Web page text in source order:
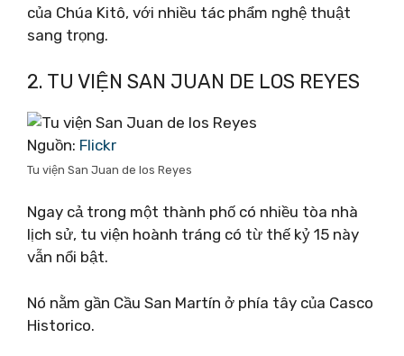
của Chúa Kitô, với nhiều tác phẩm nghệ thuật
sang trọng.
2. TU VIỆN SAN JUAN DE LOS REYES
Nguồn: Flickr
Tu viện San Juan de los Reyes
Ngay cả trong một thành phố có nhiều tòa nhà
lịch sử, tu viện hoành tráng có từ thế kỷ 15 này
vẫn nổi bật.
Nó nằm gần Cầu San Martín ở phía tây của Casco
Historico.